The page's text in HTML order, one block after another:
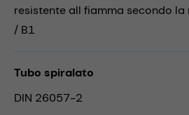
resistente all fiamma secondo la
/ B1
Tubo spiralato
DIN 26057-2